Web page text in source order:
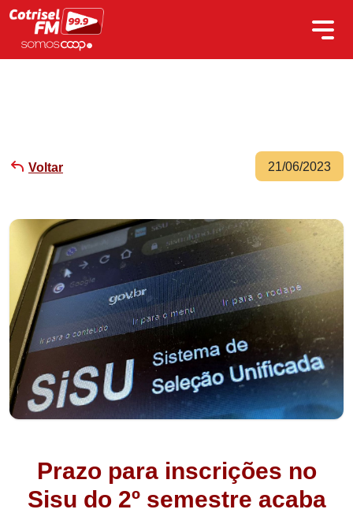
Voltar 21/06/2023
Prazo para inscrições no
Sisu do 2º semestre acaba